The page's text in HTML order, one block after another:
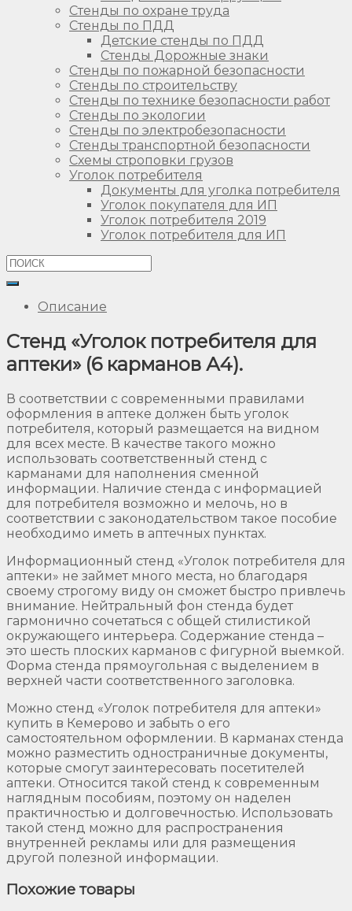
Стенды по охране труда
Стенды по ПДД
Детские стенды по ПДД
Стенды Дорожные знаки
Стенды по пожарной безопасности
Стенды по строительству
Стенды по технике безопасности работ
Стенды по экологии
Стенды по электробезопасности
Стенды транспортной безопасности
Схемы строповки грузов
Уголок потребителя
Документы для уголка потребителя
Уголок покупателя для ИП
Уголок потребителя 2019
Уголок потребителя для ИП
Описание
Стенд «Уголок потребителя для
аптеки» (6 карманов А4).
В соответствии с современными правилами
оформления в аптеке должен быть уголок
потребителя, который размещается на видном
для всех месте. В качестве такого можно
использовать соответственный стенд с
карманами для наполнения сменной
информации. Наличие стенда с информацией
для потребителя возможно и мелочь, но в
соответствии с законодательством такое пособие
необходимо иметь в аптечных пунктах.
Информационный стенд «Уголок потребителя для
аптеки» не займет много места, но благодаря
своему строгому виду он сможет быстро привлечь
внимание. Нейтральный фон стенда будет
гармонично сочетаться с общей стилистикой
окружающего интерьера. Содержание стенда –
это шесть плоских карманов с фигурной выемкой.
Форма стенда прямоугольная с выделением в
верхней части соответственного заголовка.
Можно стенд «Уголок потребителя для аптеки»
купить в Кемерово и забыть о его
самостоятельном оформлении. В карманах стенда
можно разместить одностраничные документы,
которые смогут заинтересовать посетителей
аптеки. Относится такой стенд к современным
наглядным пособиям, поэтому он наделен
практичностью и долговечностью. Использовать
такой стенд можно для распространения
внутренней рекламы или для размещения
другой полезной информации.
Похожие товары